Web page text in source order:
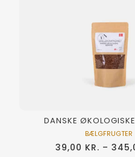
DANSKE
BÆLGFRUGTER
39,00 KR. –